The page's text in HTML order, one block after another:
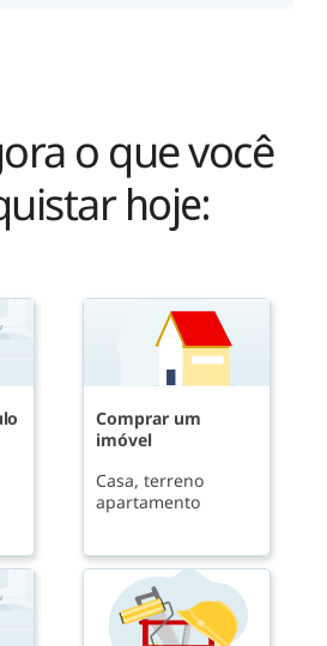
o que você
hoje:
Comprar um
imóvel
Casa, terreno
apartamento